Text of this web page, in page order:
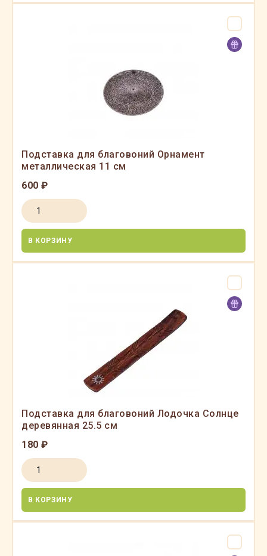
Подставка для благовоний Орнамент
металлическая 11 см
600 ₽
В КОРЗИНУ
Подставка для благовоний Лодочка Солнце
деревянная 25.5 см
180 ₽
В КОРЗИНУ